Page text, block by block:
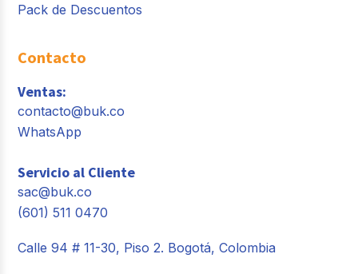
Pack de Descuentos
Contacto
Ventas:
contacto@buk.co
WhatsApp
Servicio al Cliente
sac@buk.co
(601) 511 0470
Calle 94 # 11-30, Piso 2. Bogotá, Colombia